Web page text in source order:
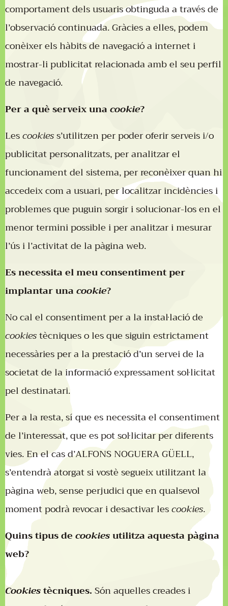
comportament dels usuaris obtinguda a través de
l’observació continuada. Gràcies a elles, podem
conèixer els hàbits de navegació a internet i
mostrar-li publicitat relacionada amb el seu perfil
de navegació.
Per a què serveix unacookie?
Lescookiess’utilitzen per poder oferir serveis i/o
publicitat personalitzats, per analitzar el
funcionament del sistema, per reconèixer quan hi
accedeix com a usuari, per localitzar incidències i
problemes que puguin sorgir i solucionar-los en el
menor termini possible i per analitzar i mesurar
l’ús i l’activitat de la pàgina web.
Es necessita el meu consentiment per
implantar unacookie?
No cal el consentiment per a la instal·lació de
cookiestècniques o les que siguin estrictament
necessàries per a la prestació d’un servei de la
societat de la informació expressament sol·licitat
pel destinatari.
Per a la resta, sí que es necessita el consentiment
de l’interessat, que es pot sol·licitar per diferents
vies. En el cas d’ALFONS NOGUERA GÜELL,
s’entendrà atorgat si vostè segueix utilitzant la
pàgina web, sense perjudici que en qualsevol
moment podrà revocar i desactivar lescookies.
Quins tipus decookiesutilitza aquesta pàgina
web?
Cookiestècniques.Són aquelles creades i